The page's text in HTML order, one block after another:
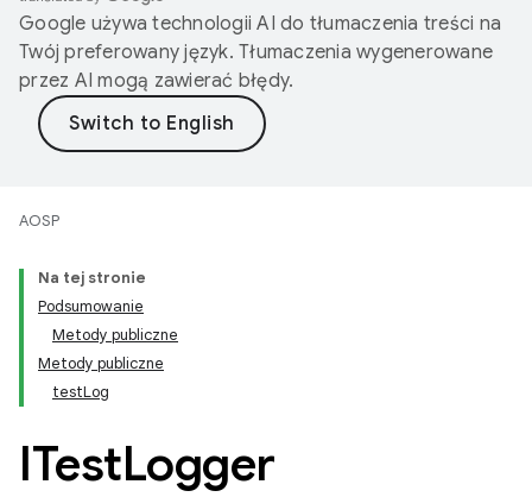
Google używa technologii AI do tłumaczenia treści na
Twój preferowany język. Tłumaczenia wygenerowane
przez AI mogą zawierać błędy.
AOSP
Na tej stronie
Podsumowanie
Metody publiczne
Metody publiczne
testLog
ITestLogger